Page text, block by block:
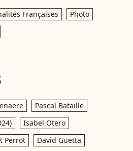
Françaises
Photo
Pascal Bataille
Isabel Otero
Perrot David Guetta